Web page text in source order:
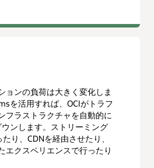
ョンの負荷は大きく変化しま
を活用すれば、OCIがトラフ
フラストラクチャを自動的に
ンします。ストリーミング
り、CDNを経由させたり、
エクスペリエンスで行ったり